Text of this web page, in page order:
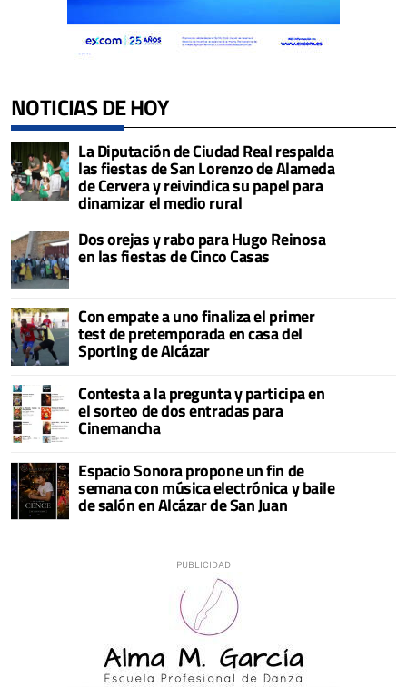
NOTICIAS DE HOY
La Diputación de Ciudad Real respalda
las fiestas de San Lorenzo de Alameda
de Cervera y reivindica su papel para
dinamizar el medio rural
Dos orejas y rabo para Hugo Reinosa
en las fiestas de Cinco Casas
Con empate a uno finaliza el primer
test de pretemporada en casa del
Sporting de Alcázar
Contesta a la pregunta y participa en
el sorteo de dos entradas para
Cinemancha
Espacio Sonora propone un fin de
semana con música electrónica y baile
de salón en Alcázar de San Juan